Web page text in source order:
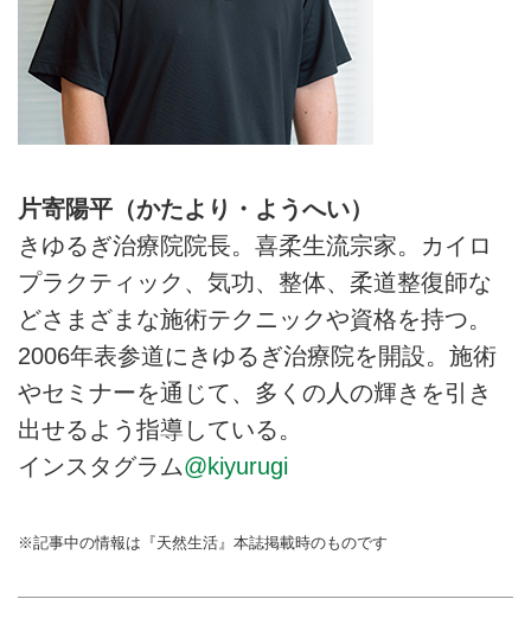
片寄陽平（かたより・ようへい）
きゆるぎ治療院院長。喜柔生流宗家。カイロ
プラクティック、気功、整体、柔道整復師な
どさまざまな施術テクニックや資格を持つ。
2006年表参道にきゆるぎ治療院を開設。施術
やセミナーを通じて、多くの人の輝きを引き
出せるよう指導している。
インスタグラム@kiyurugi
※記事中の情報は『天然生活』本誌掲載時のものです